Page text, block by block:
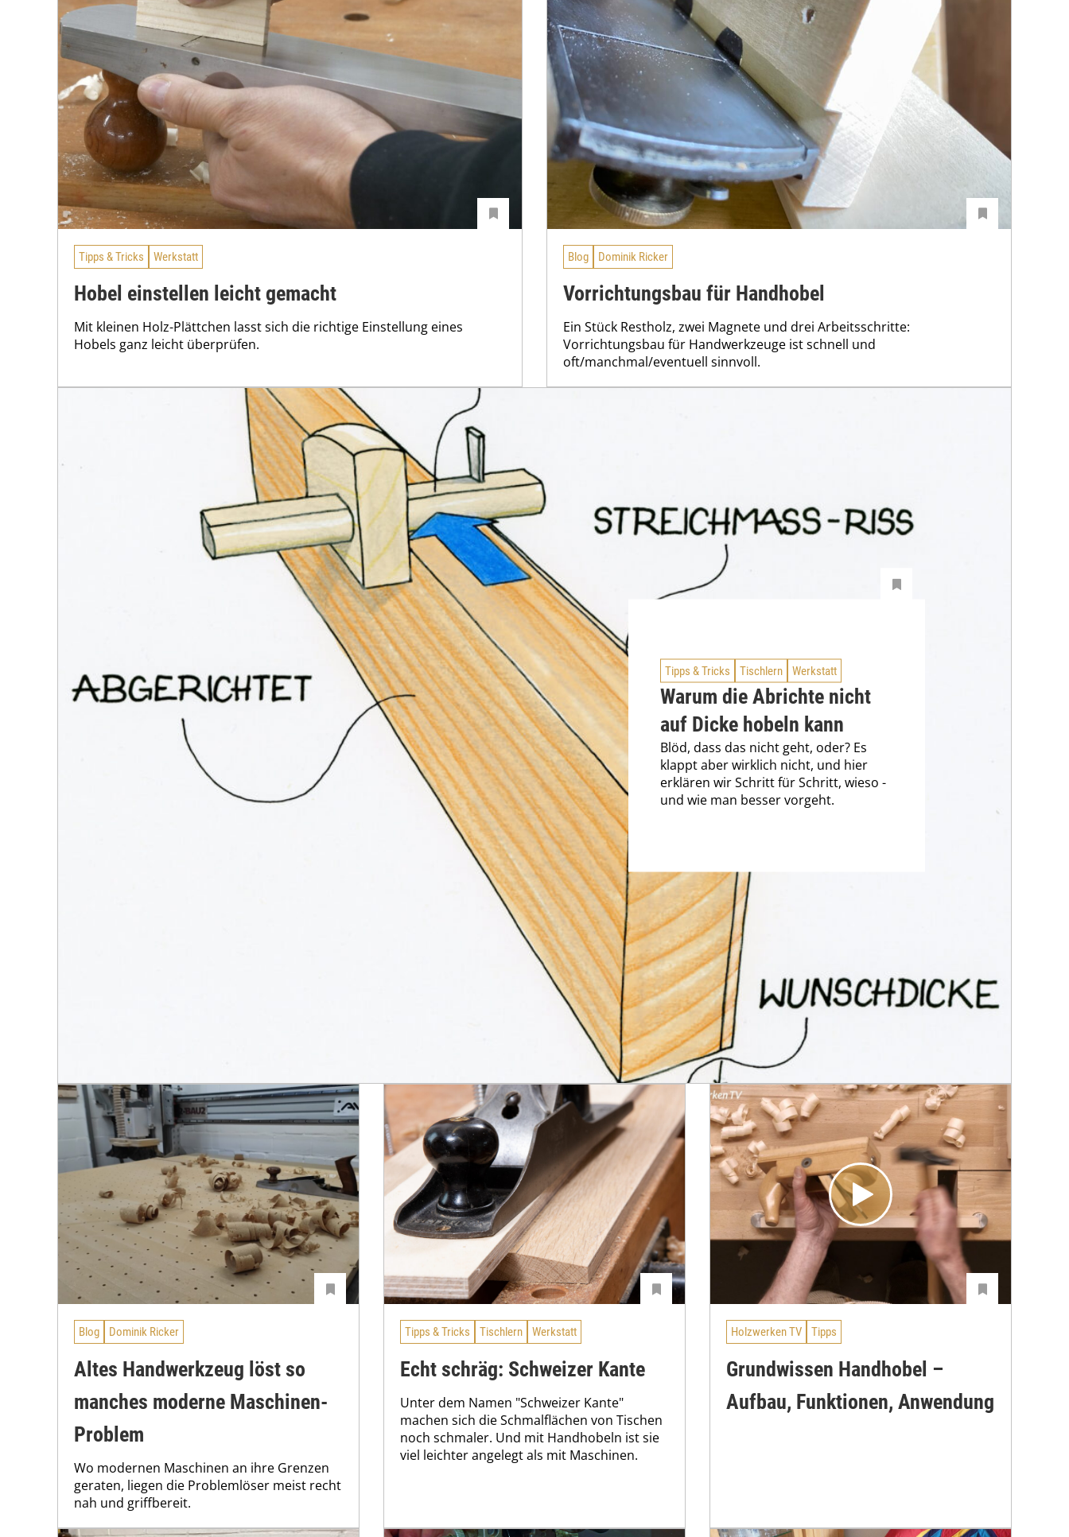
Tipps & Tricks Werkstatt
Hobel einstellen leicht gemacht
Mit kleinen Holz-Plättchen lasst sich die richtige Einstellung eines
Hobels ganz leicht überprüfen.
Blog Dominik Ricker
Vorrichtungsbau für Handhobel
Ein Stück Restholz, zwei Magnete und drei Arbeitsschritte:
Vorrichtungsbau für Handwerkzeuge ist schnell und
oft/manchmal/eventuell sinnvoll.
Tipps & Tricks Tischlern Werkstatt
Warum die Abrichte nicht
auf Dicke hobeln kann
Blöd, dass das nicht geht, oder? Es
klappt aber wirklich nicht, und hier
erklären wir Schritt für Schritt, wieso -
und wie man besser vorgeht.
Blog Dominik Ricker
Altes Handwerkzeug löst so
manches moderne Maschinen-
Problem
Wo modernen Maschinen an ihre Grenzen
geraten, liegen die Problemlöser meist recht
nah und griffbereit.
Tipps & Tricks Tischlern Werkstatt
Echt schräg: Schweizer Kante
Unter dem Namen "Schweizer Kante"
machen sich die Schmalflächen von Tischen
noch schmaler. Und mit Handhobeln ist sie
viel leichter angelegt als mit Maschinen.
Holzwerken TV Tipps
Grundwissen Handhobel –
Aufbau, Funktionen, Anwendung